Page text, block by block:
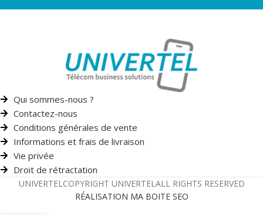
Qui sommes-nous ?
Contactez-nous
Conditions générales de vente
Informations et frais de livraison
Vie privée
Droit de rétractation
UNIVERTEL COPYRIGHT UNIVERTEL ALL RIGHTS RESERVED
RÉALISATION MA BOITE SEO